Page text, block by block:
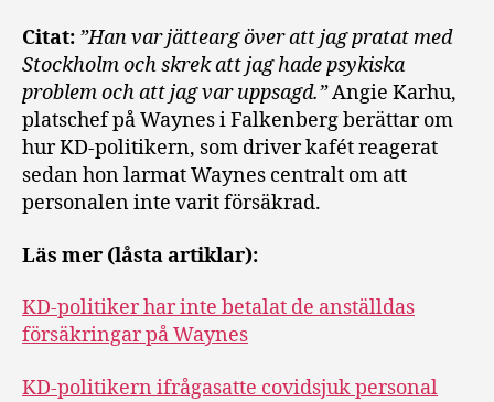
Citat: ”Han var jättearg över att jag pratat med
Stockholm och skrek att jag hade psykiska
problem och att jag var uppsagd.”Angie Karhu,
platschef på Waynes i Falkenberg berättar om
hur KD-politikern, som driver kafét reagerat
sedan hon larmat Waynes centralt om att
personalen inte varit försäkrad.
Läs mer (låsta artiklar):
KD-politiker har inte betalat de anställdas
försäkringar på Waynes
KD-politikern ifrågasatte covidsjuk personal